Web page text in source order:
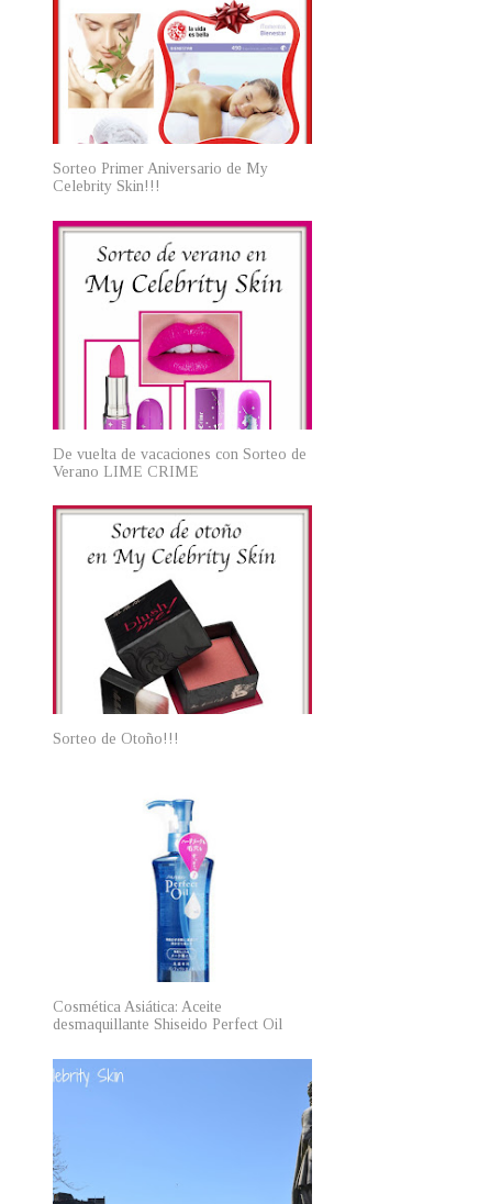
Sorteo Primer Aniversario de My
Celebrity Skin!!!
De vuelta de vacaciones con Sorteo de
Verano LIME CRIME
Sorteo de Otoño!!!
Cosmética Asiática: Aceite
desmaquillante Shiseido Perfect Oil